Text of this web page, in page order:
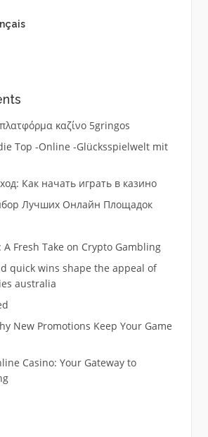
καζίνο 5gringos
Top -Online -Glücksspielwelt mit
Как начать играть в казино
Лучших Онлайн Площадок
A Fresh Take on Crypto Gambling
quick wins shape the appeal of
australia
New Promotions Keep Your Game
Casino: Your Gateway to